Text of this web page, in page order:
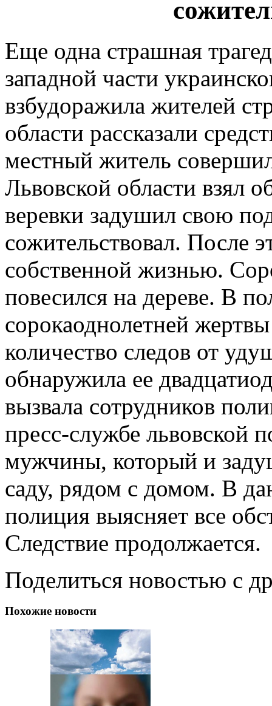
Еще одна страшная
западной части
взбудоражила жителей
области рассказали
местный житель
Львовской области взял
веревки задушил свою
сожительствовал. После
собственной жизнью.
повесился на дереве. В
сорокаоднолетней
количество следов от
обнаружила ее
вызвала сотрудников
пресс-службе львовской
мужчины, который и
саду, рядом с домом. В
полиция выясняет все
Следствие продолжается.
Поделиться новостью с
Похожие новости